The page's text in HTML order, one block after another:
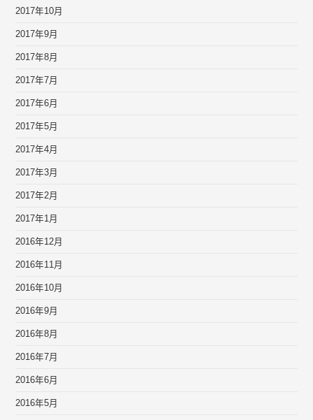
2017年10月
2017年9月
2017年8月
2017年7月
2017年6月
2017年5月
2017年4月
2017年3月
2017年2月
2017年1月
2016年12月
2016年11月
2016年10月
2016年9月
2016年8月
2016年7月
2016年6月
2016年5月